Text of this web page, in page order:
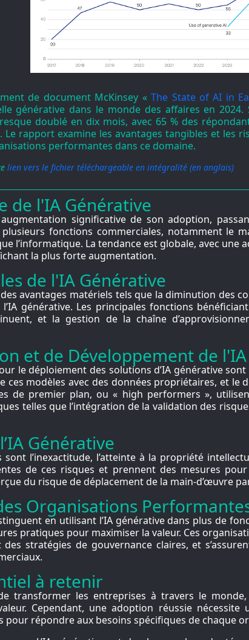
de document McKinsey «The State of AI in
générative dans le monde des affaires en
doublé en dix mois, avec 65 % des
rapport examine les avantages tangibles et les
performantes dans ce domaine.
lien vers le fichier téléchargeable en intégralité (en anglais)
de l'IA Générative
significative de son adoption,
fonctions commerciales, notamment le
l’informatique. La tendance est globale, avec
la plus forte augmentation.
de l'IA Générative
avantages matériels tels que la diminution des
générative. Les principales fonctions
et la gestion de la chaîne
et de Développement de
le déploiement des solutions d’IA générative
ces modèles avec des données propriétaires, et le
de premier plan, ou « high performers »,
telles que l’intégration de la validation des
Générative
l’inexactitude, l’atteinte à la propriété
de ces risques et prennent des mesures pour
du risque de déplacement de la main-d’œuvre
Organisations
en utilisant l’IA générative dans plus de
pratiques pour maximiser la valeur. Ces
stratégies de gouvernance claires, et
à retenir
transformer les entreprises à travers le
Cependant, une adoption réussie
pour répondre aux besoins spécifiques de chaque